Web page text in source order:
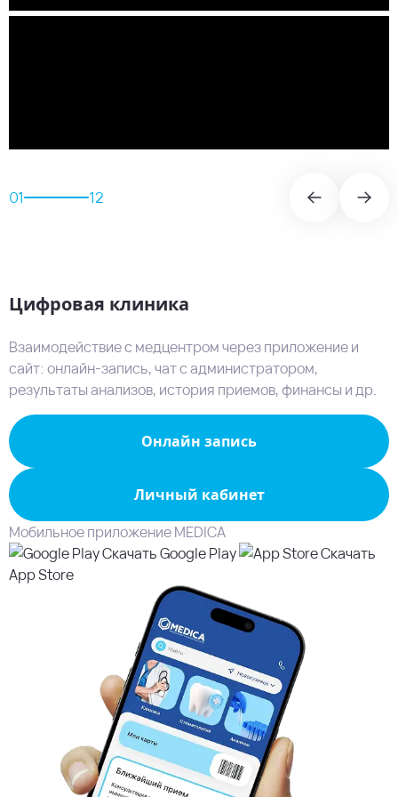
01 12
Цифровая клиника
Взаимодействие с медцентром через приложение и
сайт: онлайн-запись, чат с администратором,
результаты анализов, история приемов, финансы и др.
Онлайн запись
Личный кабинет
Мобильное приложение MEDICA
СкачатьGoogle Play
Скачать
App Store